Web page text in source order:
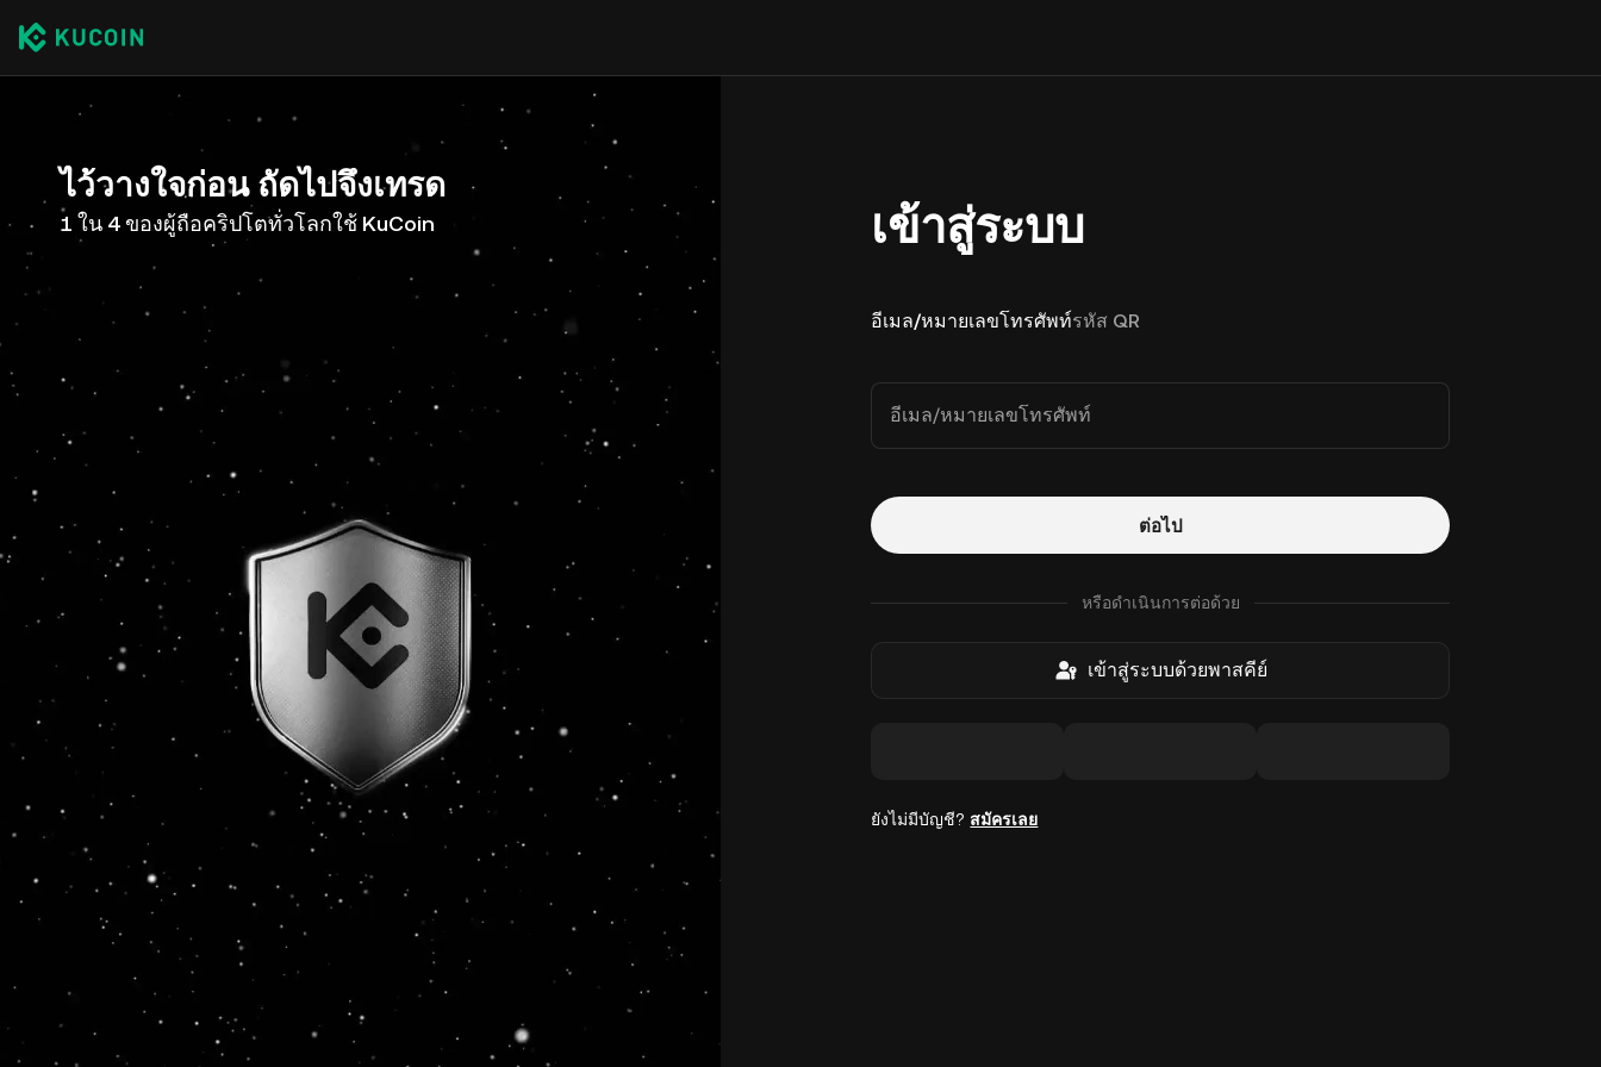
ไว้วางใจก่อน ถัดไปจึงเทรด
1 ใน 4 ของผู้ถือคริปโตทั่วโลกใช้ KuCoin เข้าสู่ระบบ
อีเมล/หมายเลขโทรศัพท์รหัส QR
อีเมล/หมายเลขโทรศัพท์
ต่อไป
หรือดำเนินการต่อด้วย
เข้าสู่ระบบด้วยพาสคีย์
ยังไม่มีบัญชี? สมัครเลย